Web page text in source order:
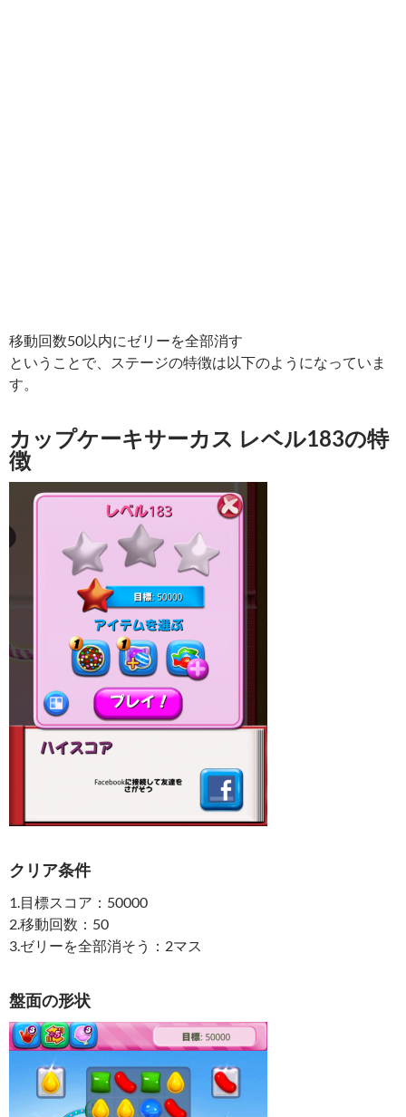
移動回数50以内にゼリーを全部消す
ということで、ステージの特徴は以下のようになっていま
す。
カップケーキサーカス レベル183の特
徴
クリア条件
1.目標スコア：50000
2.移動回数：50
3.ゼリーを全部消そう：2マス
盤面の形状